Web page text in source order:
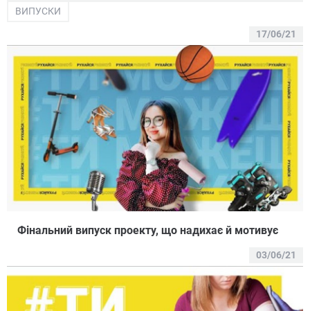
ВИПУСКИ
17/06/21
Фінальний випуск проекту, що надихає й мотивує
03/06/21